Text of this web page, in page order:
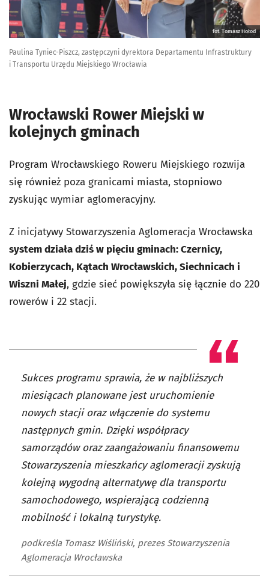
fot. Tomasz Hołod
Paulina Tyniec-Piszcz, zastępczyni dyrektora Departamentu Infrastruktury
i Transportu Urzędu Miejskiego Wrocławia
Wrocławski Rower Miejski w
kolejnych gminach
Program Wrocławskiego Roweru Miejskiego rozwija
się również poza granicami miasta, stopniowo
zyskując wymiar aglomeracyjny.
Z inicjatywy Stowarzyszenia Aglomeracja Wrocławska
system działa dziś w pięciu gminach: Czernicy,
Kobierzycach, Kątach Wrocławskich, Siechnicach i
Wiszni Małej, gdzie sieć powiększyła się łącznie do 220
rowerów i 22 stacji.
Sukces programu sprawia, że w najbliższych
miesiącach planowane jest uruchomienie
nowych stacji oraz włączenie do systemu
następnych gmin. Dzięki współpracy
samorządów oraz zaangażowaniu finansowemu
Stowarzyszenia mieszkańcy aglomeracji zyskują
kolejną wygodną alternatywę dla transportu
samochodowego, wspierającą codzienną
mobilność i lokalną turystykę.
podkreśla Tomasz Wiśliński, prezes Stowarzyszenia
Aglomeracja Wrocławska